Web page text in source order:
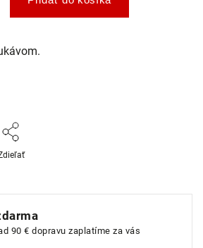
90 € dopravu zaplatíme za vás